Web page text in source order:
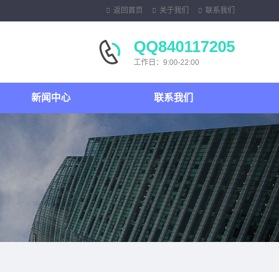
返回首页 关于我们 联系我们
QQ840117205
工作日：9:00-22:00
新闻中心 联系我们